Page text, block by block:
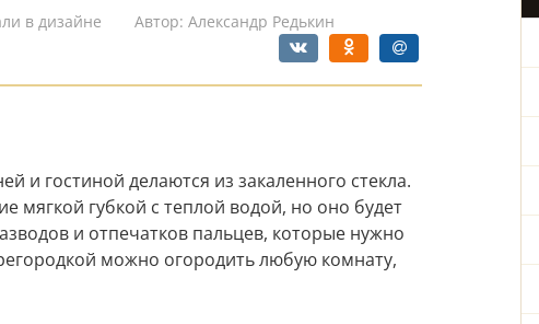
в дизайне Автор: Александр Редькин
и гостиной делаются из закаленного стекла.
мягкой губкой с теплой водой, но оно будет
и отпечатков пальцев, которые нужно
можно огородить любую комнату,